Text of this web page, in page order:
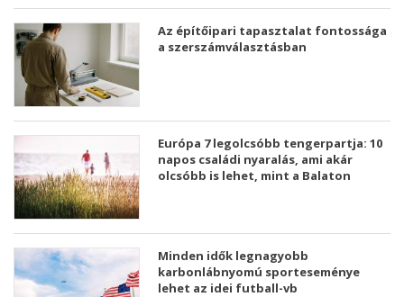
Az építőipari tapasztalat fontossága
a szerszámválasztásban
Európa 7 legolcsóbb tengerpartja: 10
napos családi nyaralás, ami akár
olcsóbb is lehet, mint a Balaton
Minden idők legnagyobb
karbonlábnyomú sporteseménye
lehet az idei futball-vb